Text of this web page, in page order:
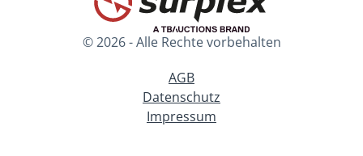
© 2026 - Alle Rechte vorbehalten
AGB
Datenschutz
Impressum